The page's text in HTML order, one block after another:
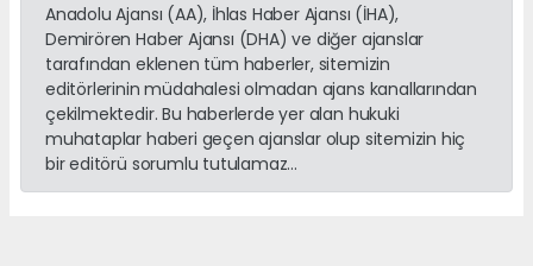
Anadolu Ajansı (AA), İhlas Haber Ajansı (İHA),
Demirören Haber Ajansı (DHA) ve diğer ajanslar
tarafından eklenen tüm haberler, sitemizin
editörlerinin müdahalesi olmadan ajans kanallarından
çekilmektedir. Bu haberlerde yer alan hukuki
muhataplar haberi geçen ajanslar olup sitemizin hiç
bir editörü sorumlu tutulamaz...